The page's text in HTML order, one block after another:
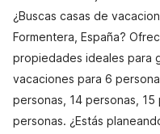
¿Buscas casas de
Formentera, España?
propiedades ideales para
vacaciones para 6
personas, 14 personas,
personas. ¿Estás